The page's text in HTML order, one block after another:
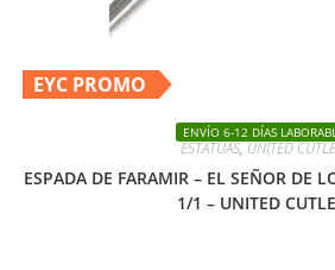
EYC PROMO
ENVÍO 6-12 DÍAS
ESTATUAS, UNITED
ESPADA DE FARAMIR – EL SEÑOR DE
1/1 – UNITED